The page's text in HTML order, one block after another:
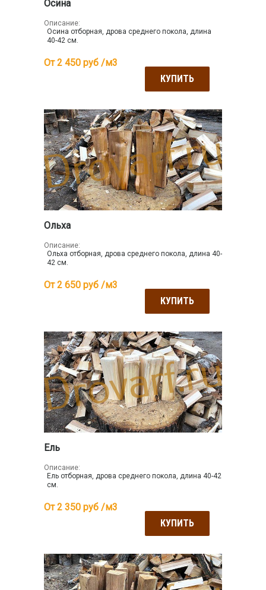
Осина
Описание:
Осина отборная, дрова среднего покола, длина
40-42 см.
От 2 450 руб /м3
КУПИТЬ
Ольха
Описание:
Ольха отборная, дрова среднего покола, длина 40-
42 см.
От 2 650 руб /м3
КУПИТЬ
Ель
Описание:
Ель отборная, дрова среднего покола, длина 40-42
см.
От 2 350 руб /м3
КУПИТЬ